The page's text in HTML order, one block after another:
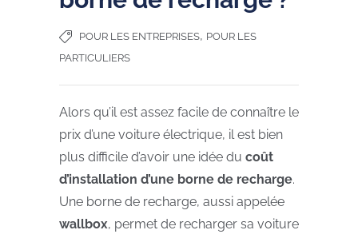
POUR LES ENTREPRISES, POUR LES
PARTICULIERS
Alors qu’il est assez facile de connaître le
prix d’une voiture électrique, il est bien
plus difficile d’avoir une idée du coût
d’installation d’une borne de recharge.
Une borne de recharge, aussi appelée
wallbox, permet de recharger sa voiture